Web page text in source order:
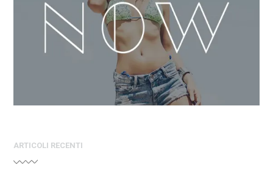
ARTICOLI RECENTI